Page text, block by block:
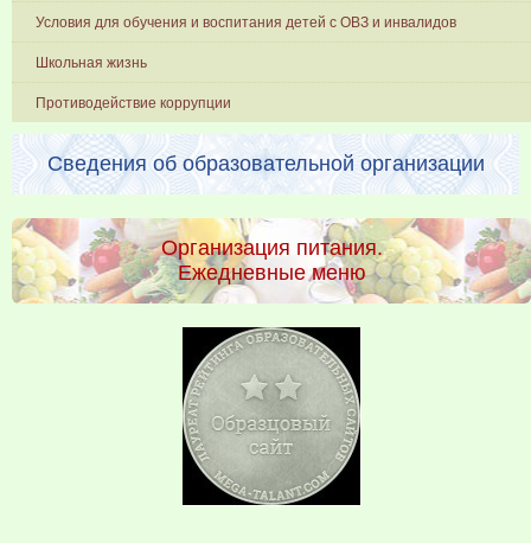
Условия для обучения и воспитания детей с ОВЗ и инвалидов
Школьная жизнь
Противодействие коррупции
Сведения об образовательной организации
Организация питания.
Ежедневные меню